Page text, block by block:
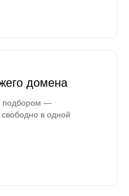
домена
подбором —
в одной